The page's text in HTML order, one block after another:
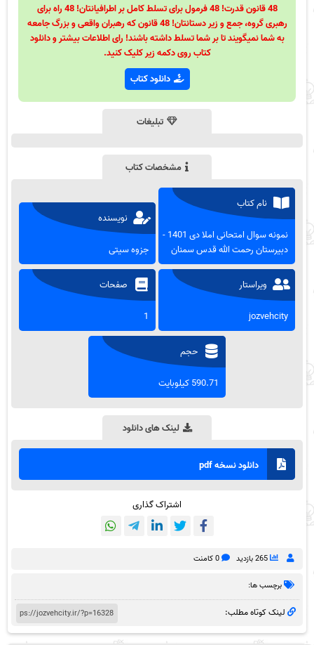
48 قانون قدرت! 48 فرمول برای تسلط کامل بر اطرافیانتان! 48 راه برای
رهبری گروه، جمع و زیر دستانتان! 48 قانون که رهبران واقعی و بزرگ جامعه
به شما نمیگویند تا بر شما تسلط داشته باشند! رای اطلاعات بیشتر و دانلود
کتاب روی دکمه زیر کلیک کنید.
دانلود کتاب
تبلیغات
مشخصات کتاب
نام کتاب
نمونه سوال امتحانی املا دی 1401 -
دبیرستان رحمت الله قدس سمنان
نویسنده
جزوه سیتی
ویراستار
jozvehcity
صفحات
1
حجم
590.71 کیلوبایت
لینک های دانلود
دانلود نسخه pdf
اشتراک گذاری
265 بازدید 0 کامنت
برچسب ها:
لینک کوتاه مطلب: